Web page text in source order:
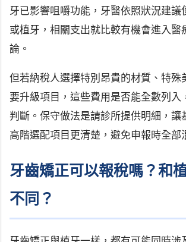
牙已影響咀嚼功能，牙醫依照狀況建議
或植牙，相關支出就比較有機會進入醫
論。
但若納稅人選擇特別昂貴的材質、特殊
要升級項目，這些費用是否能全數列入
判斷。保守做法是請診所提供明細，讓
高階選配項目更清楚，避免申報時全部
牙齒矯正可以報稅嗎？和
不同？